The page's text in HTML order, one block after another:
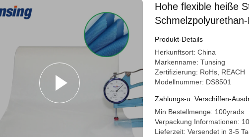
Hohe flexible heiße
Produkt-Details
Herkunftsort: China
Markenname: Tunsing
Zertifizierung: RoHs, REACH
Modellnummer: DS8501
Zahlungs-u. Verschiffen-
Min Bestellmenge: 100yrads
Verpackung Informationen:
Lieferzeit: Versendet in 3-5